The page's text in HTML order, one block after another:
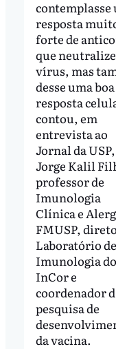
contemplasse
resposta
forte de
que
vírus, mas
desse uma boa
resposta
contou, em
entrevista ao
Jornal da USP,
Jorge Kalil
professor de
Imunologia
Clínica e
FMUSP,
Laboratório de
Imunologia do
InCor e
coordenador
pesquisa de
da vacina.